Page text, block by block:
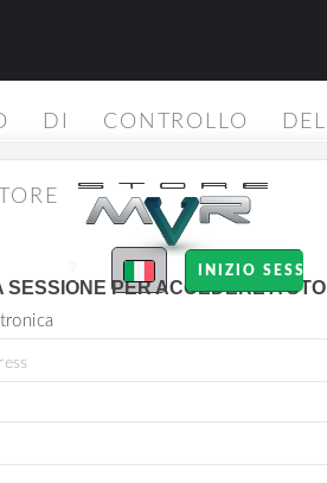
DI CONTROLLO DEL
INIZIO
SESSIONE PER ACCEDERE A